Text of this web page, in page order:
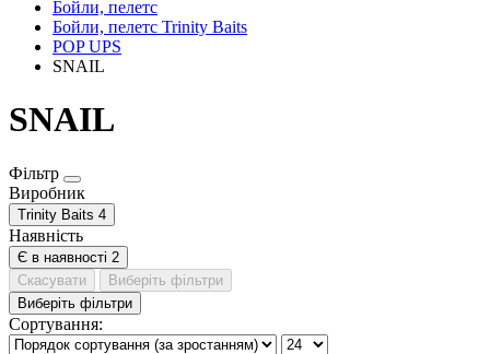
Бойли, пелетс
Бойли, пелетс Trinity Baits
POP UPS
SNAIL
SNAIL
Фільтр
Виробник
Trinity Baits 4
Наявність
Є в наявності 2
Скасувати
Виберіть фільтри
Виберіть фільтри
Сортування: